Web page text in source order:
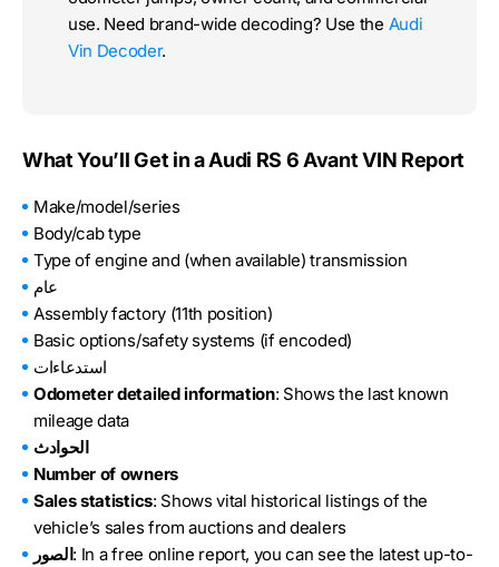
use. Need brand-wide decoding? Use the Audi
Vin Decoder.
What You’ll Get in a Audi RS 6 Avant VIN Report
Make/model/series
Body/cab type
Type of engine and (when available) transmission
عام
Assembly factory (11th position)
Basic options/safety systems (if encoded)
استدعاءات
Odometer detailed information: Shows the last known
mileage data
الحوادث
Number of owners
Sales statistics: Shows vital historical listings of the
vehicle’s sales from auctions and dealers
الصور : In a free online report, you can see the latest up-to-